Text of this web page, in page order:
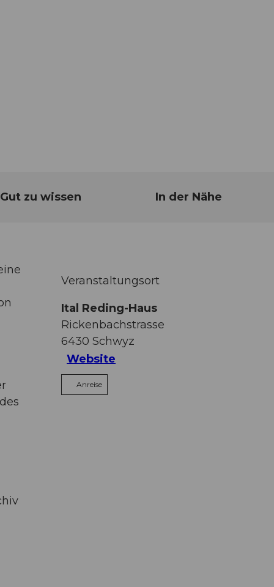
Gut zu wissen In der Nähe
Veranstaltungsort
Ital Reding-Haus
Rickenbachstrasse
6430 Schwyz
Website
Anreise